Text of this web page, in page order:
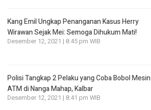
Kang Emil Ungkap Penanganan Kasus Herry
Wirawan Sejak Mei: Semoga Dihukum Mati!
Desember 12, 2021 | 8:45 pm WIB
Polisi Tangkap 2 Pelaku yang Coba Bobol Mesin
ATM di Nanga Mahap, Kalbar
Desember 12, 2021 | 8:41 pm WIB